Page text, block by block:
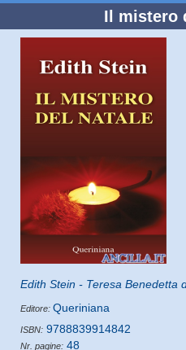
Il mistero
Edith Stein - Teresa Benedetta
Editore: Queriniana
ISBN: 9788839914842
Nr. pagine: 48